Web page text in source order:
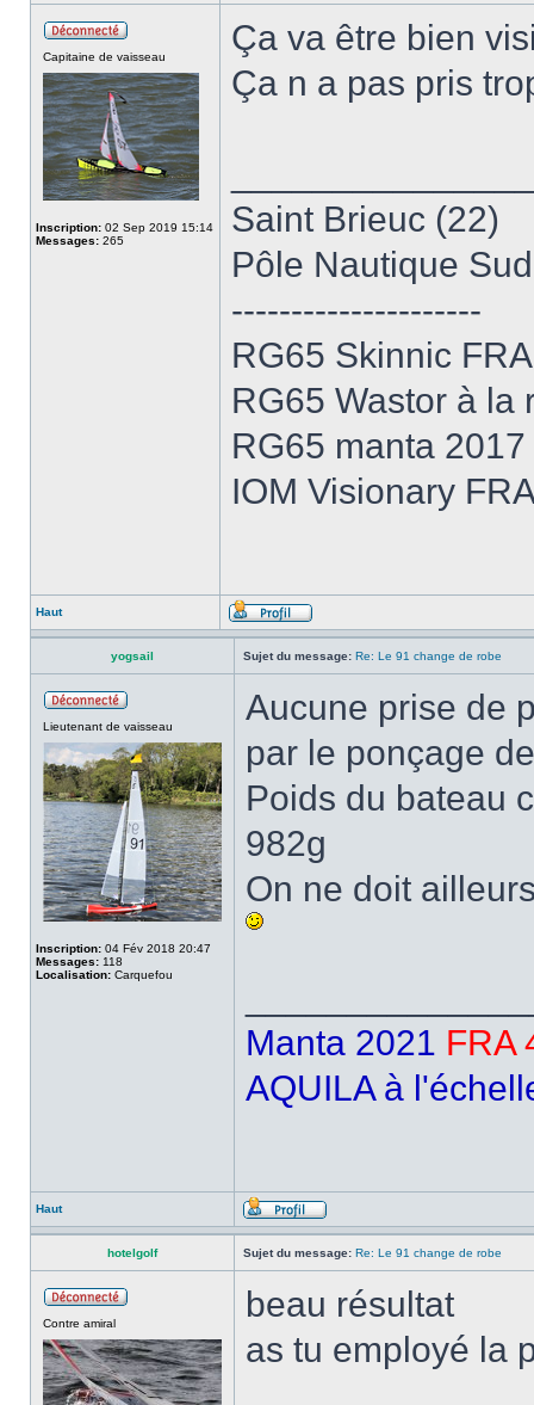
Capitaine de vaisseau
Inscription: 02 Sep 2019 15:14
Messages: 265
Ça va être bien
Ça n a pas pris
Saint Brieuc (22)
Pôle Nautique
---------------------
RG65 Skinnic
RG65 Wastor à la
RG65 manta
IOM Visionary
Haut
yogsail Sujet du message: Re: Le 91 change de robe
Lieutenant de vaisseau
Inscription: 04 Fév 2018 20:47
Messages: 118
Localisation: Carquefou
Aucune prise de
par le ponçage
Poids du bateau
982g
On ne doit
Manta 2021 FRA
AQUILA à
Haut
hotelgolf Sujet du message: Re: Le 91 change de robe
Contre amiral
beau résultat
as tu employé la